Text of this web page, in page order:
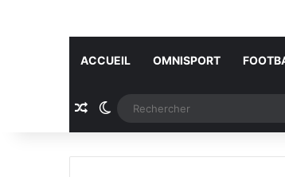
ACCUEIL OMNISPORT
Article Aléatoire
Switch skin